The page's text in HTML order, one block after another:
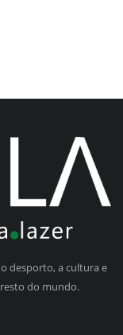
desporto, a cultura e
do mundo.